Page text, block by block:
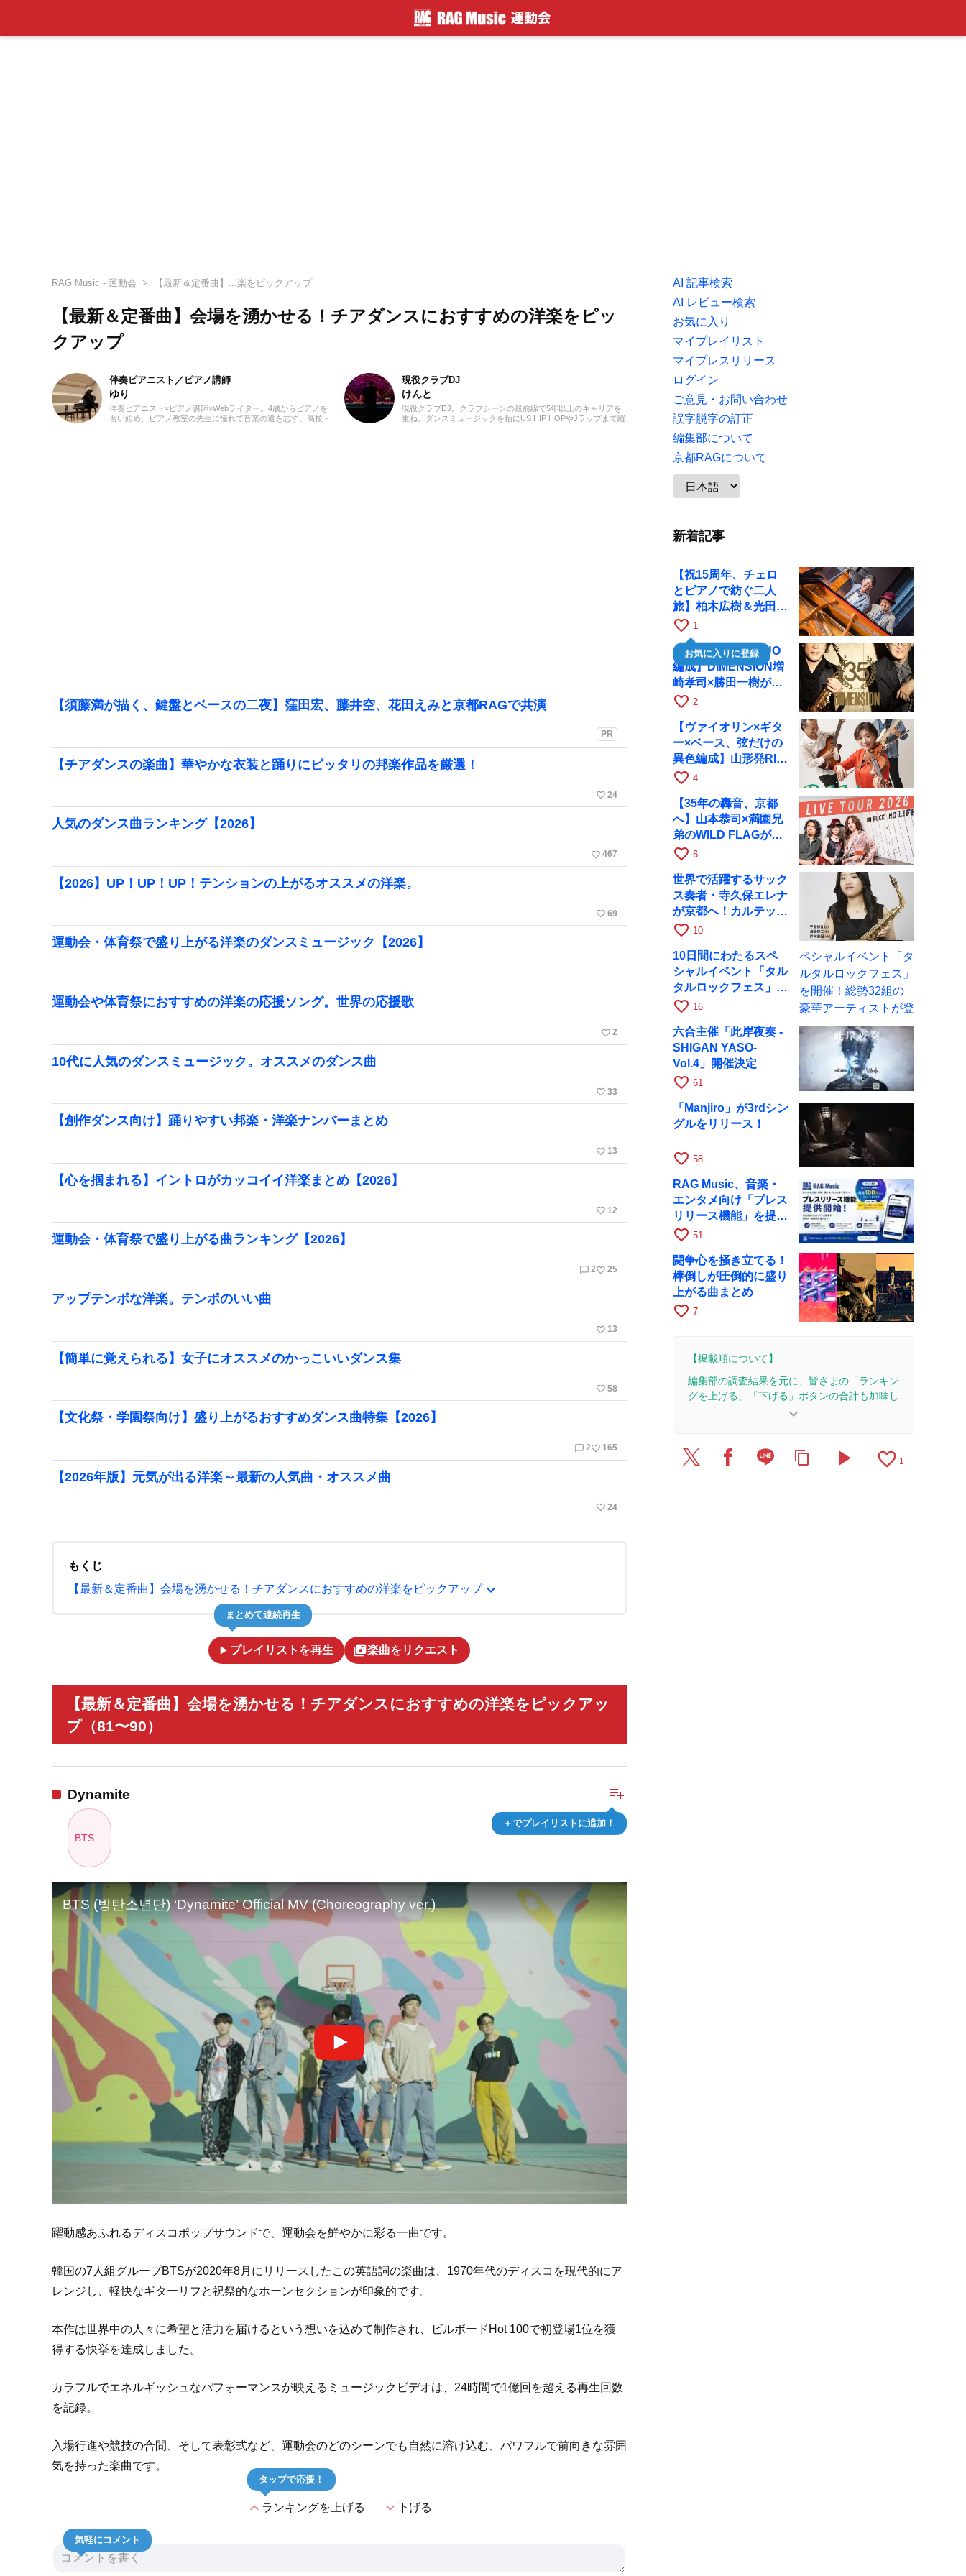
RAG Music - 運動会 【最新＆定番曲】...楽をピックアップ
【最新＆定番曲】会場を湧かせる！チアダンスにおすすめの洋楽をピッ
クアップ
伴奏ピアニスト／ピアノ講師
ゆり
伴奏ピアニスト×ピアノ講師×Webライター。4歳からピアノを
習い始め、ピアノ教室の先生に憧れて音楽の道を志す。高校・
現役クラブDJ
けんと
現役クラブDJ。クラブシーンの最前線で5年以上のキャリアを
重ね、ダンスミュージックを軸にUS HIP HOPやJラップまで縦
【須藤満が描く、鍵盤とベースの二夜】窪田宏、藤井空、花田えみと京都RAGで共演
PR
【チアダンスの楽曲】華やかな衣装と踊りにピッタリの邦楽作品を厳選！
favorite_border 24
人気のダンス曲ランキング【2026】
favorite_border 467
【2026】UP！UP！UP！テンションの上がるオススメの洋楽。
favorite_border 69
運動会・体育祭で盛り上がる洋楽のダンスミュージック【2026】
運動会や体育祭におすすめの洋楽の応援ソング。世界の応援歌
favorite_border 2
10代に人気のダンスミュージック。オススメのダンス曲
favorite_border 33
【創作ダンス向け】踊りやすい邦楽・洋楽ナンバーまとめ
favorite_border 13
【心を掴まれる】イントロがカッコイイ洋楽まとめ【2026】
favorite_border 12
運動会・体育祭で盛り上がる曲ランキング【2026】
chat_bubble_outline 2favorite_border 25
アップテンポな洋楽。テンポのいい曲
favorite_border 13
【簡単に覚えられる】女子にオススメのかっこいいダンス集
favorite_border 58
【文化祭・学園祭向け】盛り上がるおすすめダンス曲特集【2026】
chat_bubble_outline 2favorite_border 165
【2026年版】元気が出る洋楽～最新の人気曲・オススメ曲
favorite_border 24
もくじ
【最新＆定番曲】会場を湧かせる！チアダンスにおすすめの洋楽をピックアップexpand_more
play_arrow プレイリストを再生
まとめて連続再生
library_music楽曲をリクエスト
【最新＆定番曲】会場を湧かせる！チアダンスにおすすめの洋楽をピックアッ
プ（81〜90）
playlist_add
＋でプレイリストに追加！
Dynamite
BTS
BTS (방탄소년단) ‘Dynamite’ Official MV (Choreography ver.)
躍動感あふれるディスコポップサウンドで、運動会を鮮やかに彩る一曲です。
韓国の7人組グループBTSが2020年8月にリリースしたこの英語詞の楽曲は、1970年代のディスコを現代的にア
レンジし、軽快なギターリフと祝祭的なホーンセクションが印象的です。
本作は世界中の人々に希望と活力を届けるという想いを込めて制作され、ビルボードHot 100で初登場1位を獲
得する快挙を達成しました。
カラフルでエネルギッシュなパフォーマンスが映えるミュージックビデオは、24時間で1億回を超える再生回数
を記録。
入場行進や競技の合間、そして表彰式など、運動会のどのシーンでも自然に溶け込む、パワフルで前向きな雰囲
気を持った楽曲です。
expand_lessランキングを上げる
タップで応援！
expand_more下げる
気軽にコメント
AI 記事検索
AI レビュー検索
お気に入り
マイプレイリスト
マイプレスリリース
ログイン
ご意見・お問い合わせ
誤字脱字の訂正
編集部について
京都RAGについて
新着記事
【祝15周年、チェロ
とピアノで紡ぐ二人
旅】柏木広樹＆光田健
一が11月12日に京都
RAGへ
favorite_border 1
お気に入りに登録
【35周年で初のDUO
編成】DIMENSION増
崎孝司×勝田一樹が10
月11日に京都RAGへ
favorite_border 2
【ヴァイオリン×ギタ
ー×ベース、弦だけの
異色編成】山形発RIM
が初全国ツアーで8月
favorite_border 4
【35年の轟音、京都
へ】山本恭司×満園兄
弟のWILD FLAGが8
月6日にRAGでライブ
favorite_border 6
世界で活躍するサック
ス奏者・寺久保エレナ
が京都へ！カルテッ
ト・ツアー京都公演を
favorite_border 10
10日間にわたるスペ
シャルイベント「タル
タルロックフェス」を
開催！総勢32組の豪
favorite_border 16
六合主催「此岸夜奏 -
SHIGAN YASO-
Vol.4」開催決定
favorite_border 61
「Manjiro」が3rdシン
グルをリリース！
favorite_border 58
RAG Music、音楽・
エンタメ向け「プレス
リリース機能」を提供
開始
favorite_border 51
闘争心を掻き立てる！
棒倒しが圧倒的に盛り
上がる曲まとめ
favorite_border 7
【掲載順について】
編集部の調査結果を元に、皆さまの「ランキン
グを上げる」「下げる」ボタンの合計も加味し
2025/7/10：1本のレビューを追加・更新。
keyboard_arrow_down
content_copy play_arrow favorite_border 1